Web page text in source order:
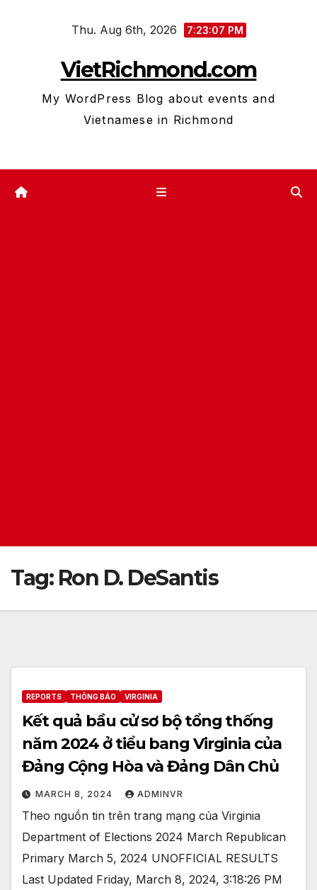
Thu. Aug 6th, 2026 7:23:07 PM
VietRichmond.com
My WordPress Blog about events and
Vietnamese in Richmond
Tag: Ron D. DeSantis
REPORTS THÔNG BÁO VIRGINIA
Kết quả bầu cử sơ bộ tổng thống
năm 2024 ở tiểu bang Virginia của
Đảng Cộng Hòa và Đảng Dân Chủ
MARCH 8, 2024 ADMINVR
Theo nguồn tin trên trang mạng của Virginia
Department of Elections 2024 March Republican
Primary March 5, 2024 UNOFFICIAL RESULTS
Last Updated Friday, March 8, 2024, 3:18:26 PM